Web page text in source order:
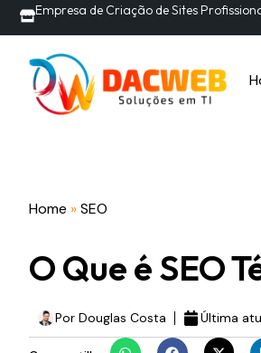
Empresa de Criação de Sites
Home »SEO
O Que é SEO
Por Douglas Costa Última